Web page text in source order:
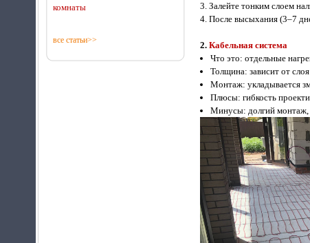
комнаты
все статьи>>
Залейте тонким слоем
После высыхания (3–7
2. Кабельная система
Что это: отдельные
Толщина: зависит от
Монтаж: укладывается
Плюсы: гибкость
Минусы: долгий монтаж,